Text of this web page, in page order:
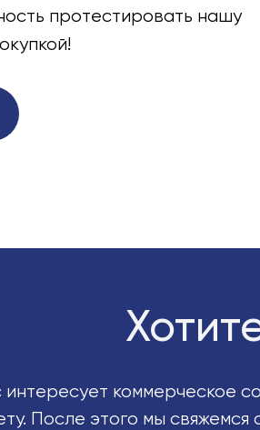
протестировать нашу
интересует коммерческое
После этого мы